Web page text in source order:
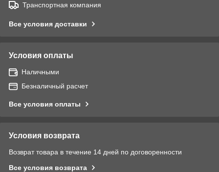
Транспортная компания
Все условия доставки
Условия оплаты
Наличными
Безналичный расчет
Все условия оплаты
Условия возврата
Возврат товара в течение 14 дней по договоренности
Все условия возврата